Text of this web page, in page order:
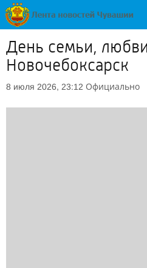
День семьи,
Новочебоксарск
8 июля 2026, 23:12 Официально